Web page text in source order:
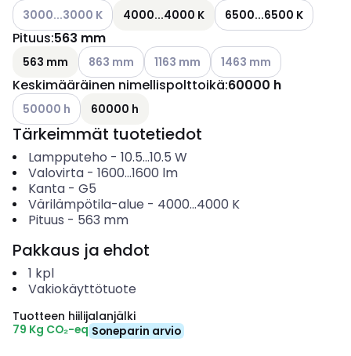
Katso käytettävissä olevat vaihtoehdot
3000...3000 K 4000...4000 K 6500...6500 K
Pituus:563 mm
563 mm Katso käytettävissä olevat vaihtoehdot
863 mm Katso käytettävissä olevat
1163 mm Katso käytettävissä
1463 mm
Keskimääräinen nimellispolttoikä:60000 h
Katso käytettävissä olevat vaihtoehdot
50000 h 60000 h
Tärkeimmät tuotetiedot
Lampputeho - 10.5...10.5 W
Valovirta- 1600...1600 lm
Kanta- G5
Värilämpötila-alue - 4000...4000 K
Pituus - 563 mm
Pakkaus ja ehdot
1 kpl
Vakiokäyttötuote
Tuotteen hiilijalanjälki
79 Kg CO₂-eq Soneparin arvio